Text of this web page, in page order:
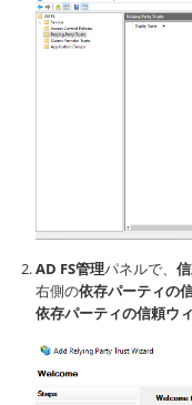
AD FS管理パネルで、
右側の依存パーティの
依存パーティの信頼ウ